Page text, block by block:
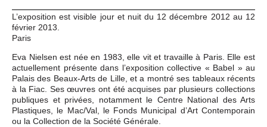
L’exposition est visible jour et nuit du 12 décembre 2012 au 12
février 2013.
Paris
Eva Nielsen est née en 1983, elle vit et travaille à Paris. Elle est
actuellement présente dans l’exposition collective « Babel » au
Palais des Beaux-Arts de Lille, et a montré ses tableaux récents
à la Fiac. Ses œuvres ont été acquises par plusieurs collections
publiques et privées, notamment le Centre National des Arts
Plastiques, le Mac/Val, le Fonds Municipal d’Art Contemporain
ou la Collection de la Société Générale.